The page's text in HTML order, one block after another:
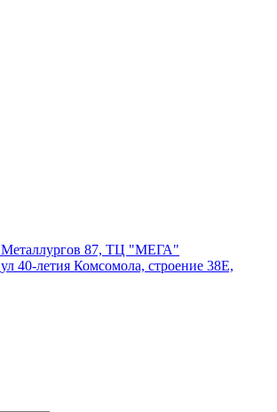
Металлургов 87, ТЦ "МЕГА"
ул 40-летия Комсомола, строение 38Е,